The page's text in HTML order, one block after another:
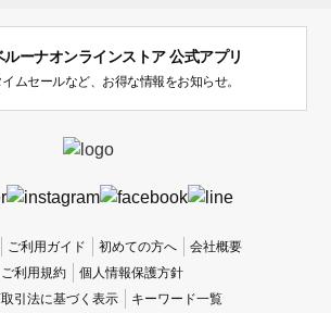
ルーナオンラインストア 公式アプリ
イムセールなど、お得な情報をお知らせ。
ご利用ガイド 初めての方へ
会社概要
ご利用規約
個人情報保護方針
引法に基づく表示
キーワード一覧